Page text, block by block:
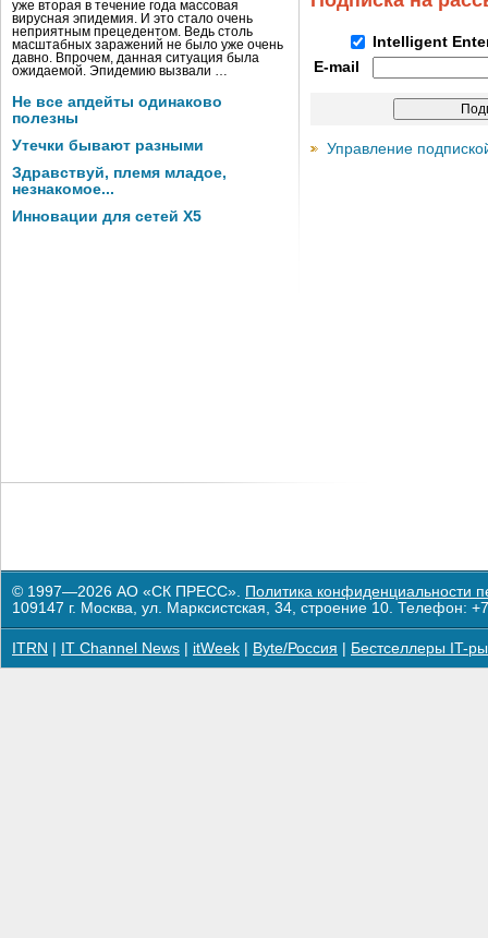
уже вторая в течение года массовая
вирусная эпидемия. И это стало очень
неприятным прецедентом. Ведь столь
масштабных заражений не было уже очень
давно. Впрочем, данная ситуация была
ожидаемой. Эпидемию вызвали …
Не все апдейты одинаково
полезны
Утечки бывают разными
Здравствуй, племя младое,
незнакомое...
Инновации для сетей X5
Intelligent
E-mail
Управление
© 1997—2026 АО «СК ПРЕСС». Политика конфиденциальности
109147 г. Москва, ул. Марксистская, 34, строение 10. Телефон:
ITRN IT Channel News itWeek Byte/Россия Бестселлеры IT-